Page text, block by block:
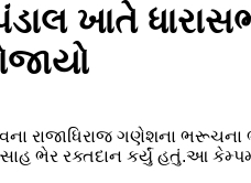
ખાતે
રાજાધિરાજ ગણેશના
ભેર રક્તદાન કર્યું હતું.આ